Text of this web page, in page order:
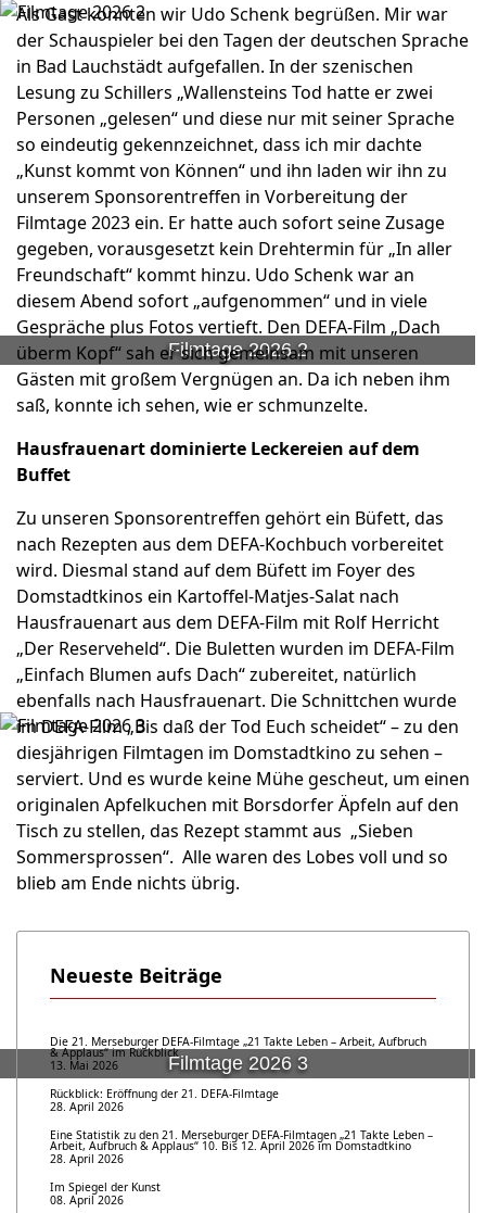
Filmtage 2026 2
Filmtage 2026 3
Als Gast konnten wir Udo Schenk begrüßen. Mir war
der Schauspieler bei den Tagen der deutschen Sprache
in Bad Lauchstädt aufgefallen. In der szenischen
Lesung zu Schillers „Wallensteins Tod hatte er zwei
Personen „gelesen“ und diese nur mit seiner Sprache
so eindeutig gekennzeichnet, dass ich mir dachte
„Kunst kommt von Können“ und ihn laden wir ihn zu
unserem Sponsorentreffen in Vorbereitung der
Filmtage 2023 ein. Er hatte auch sofort seine Zusage
gegeben, vorausgesetzt kein Drehtermin für „In aller
Freundschaft“ kommt hinzu. Udo Schenk war an
diesem Abend sofort „aufgenommen“ und in viele
Gespräche plus Fotos vertieft. Den DEFA-Film „Dach
überm Kopf“ sah er sich gemeinsam mit unseren
Gästen mit großem Vergnügen an. Da ich neben ihm
saß, konnte ich sehen, wie er schmunzelte.
Hausfrauenart dominierte Leckereien auf dem
Buffet
Zu unseren Sponsorentreffen gehört ein Büfett, das
nach Rezepten aus dem DEFA-Kochbuch vorbereitet
wird. Diesmal stand auf dem Büfett im Foyer des
Domstadtkinos ein Kartoffel-Matjes-Salat nach
Hausfrauenart aus dem DEFA-Film mit Rolf Herricht
„Der Reserveheld“. Die Buletten wurden im DEFA-Film
„Einfach Blumen aufs Dach“ zubereitet, natürlich
ebenfalls nach Hausfrauenart. Die Schnittchen wurde
im DEFA-Film „Bis daß der Tod Euch scheidet“ – zu den
diesjährigen Filmtagen im Domstadtkino zu sehen –
serviert. Und es wurde keine Mühe gescheut, um einen
originalen Apfelkuchen mit Borsdorfer Äpfeln auf den
Tisch zu stellen, das Rezept stammt aus „Sieben
Sommersprossen“. Alle waren des Lobes voll und so
blieb am Ende nichts übrig.
Neueste Beiträge
Die 21. Merseburger DEFA-Filmtage „21 Takte Leben – Arbeit, Aufbruch
& Applaus“ im Rückblick
13. Mai 2026
Rückblick: Eröffnung der 21. DEFA-Filmtage
28. April 2026
Eine Statistik zu den 21. Merseburger DEFA-Filmtagen „21 Takte Leben –
Arbeit, Aufbruch & Applaus“ 10. Bis 12. April 2026 im Domstadtkino
28. April 2026
Im Spiegel der Kunst
08. April 2026